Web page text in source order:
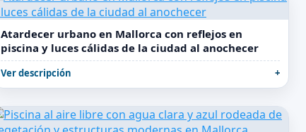
Atardecer urbano en Mallorca con reflejos en
piscina y luces cálidas de la ciudad al anochecer
Ver descripción